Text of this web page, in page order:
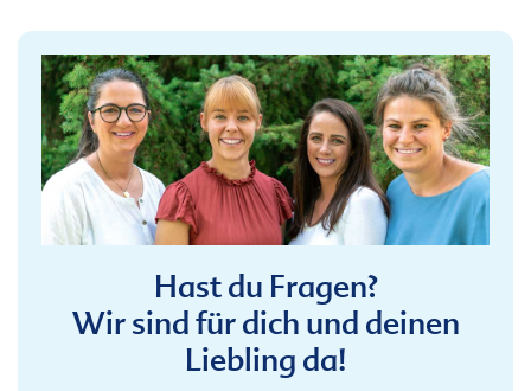
Hast du Fragen?
Wir sind für dich und deinen
Liebling da!